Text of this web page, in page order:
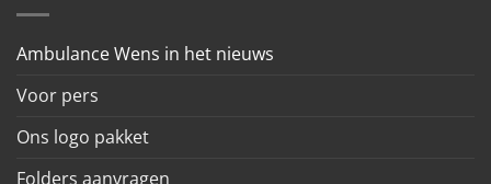
Ambulance Wens in het nieuws
Voor pers
Ons logo pakket
Folders aanvragen